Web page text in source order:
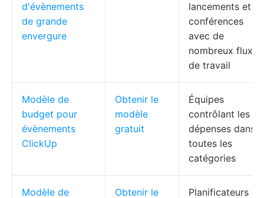
d'évènements
de grande
envergure
lancements et
conférences
avec de
nombreux flux
de travail
Modèle de
budget pour
évènements
ClickUp
Obtenir le
modèle
gratuit
Équipes
contrôlant les
dépenses dans
toutes les
catégories
Modèle de
Obtenir le
Planificateurs